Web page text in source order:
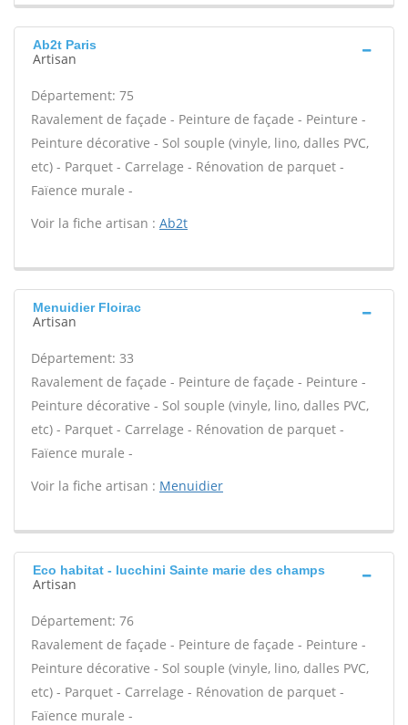
Ab2t Paris
Artisan
Département: 75
Ravalement de façade - Peinture de façade - Peinture -
Peinture décorative - Sol souple (vinyle, lino, dalles PVC,
etc) - Parquet - Carrelage - Rénovation de parquet -
Faïence murale -
Voir la fiche artisan : Ab2t
Menuidier Floirac
Artisan
Département: 33
Ravalement de façade - Peinture de façade - Peinture -
Peinture décorative - Sol souple (vinyle, lino, dalles PVC,
etc) - Parquet - Carrelage - Rénovation de parquet -
Faïence murale -
Voir la fiche artisan : Menuidier
Eco habitat - lucchini Sainte marie des champs
Artisan
Département: 76
Ravalement de façade - Peinture de façade - Peinture -
Peinture décorative - Sol souple (vinyle, lino, dalles PVC,
etc) - Parquet - Carrelage - Rénovation de parquet -
Faïence murale -